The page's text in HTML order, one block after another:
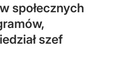
społecznych
szef